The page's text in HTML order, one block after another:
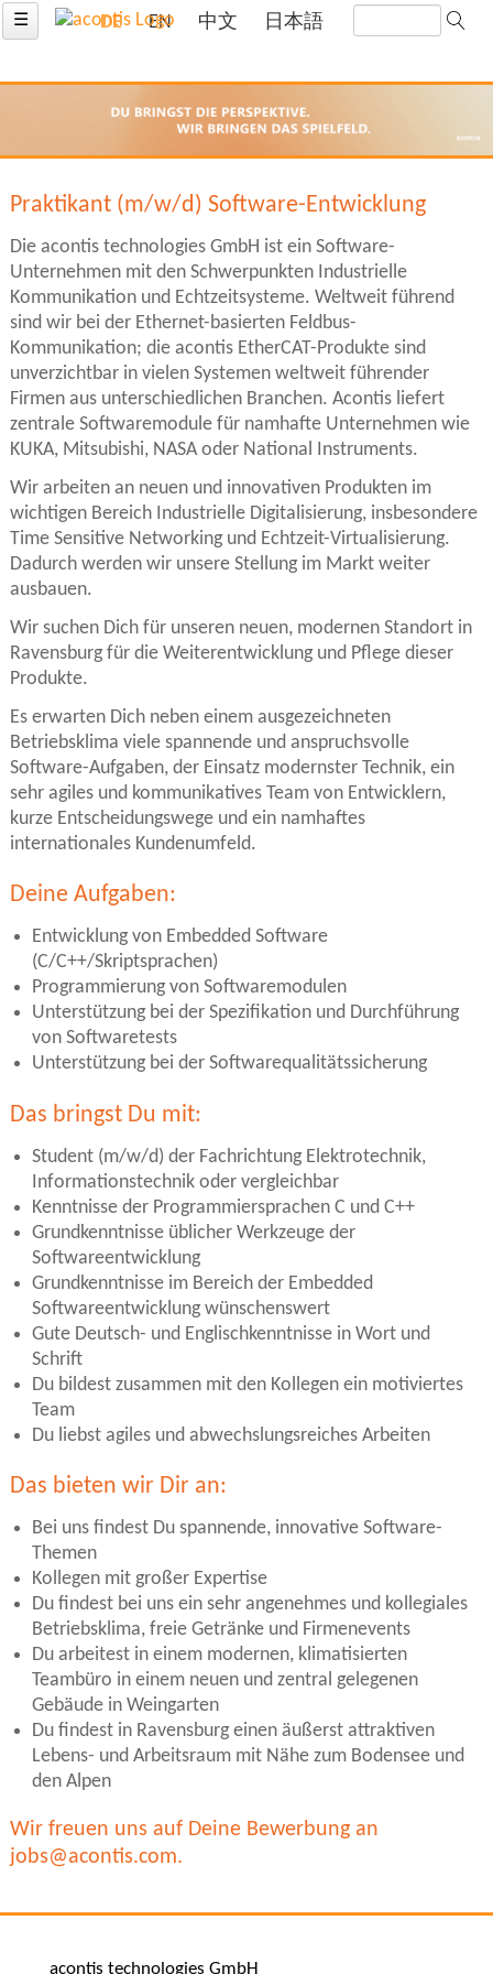
☰ DE EN 中文 日本語
Praktikant (m/w/d) Software-Entwicklung
Die acontis technologies GmbH ist ein Software-
Unternehmen mit den Schwerpunkten Industrielle
Kommunikation und Echtzeitsysteme. Weltweit führend
sind wir bei der Ethernet-basierten Feldbus-
Kommunikation; die acontis EtherCAT-Produkte sind
unverzichtbar in vielen Systemen weltweit führender
Firmen aus unterschiedlichen Branchen. Acontis liefert
zentrale Softwaremodule für namhafte Unternehmen wie
KUKA, Mitsubishi, NASA oder National Instruments.
Wir arbeiten an neuen und innovativen Produkten im
wichtigen Bereich Industrielle Digitalisierung, insbesondere
Time Sensitive Networking und Echtzeit-Virtualisierung.
Dadurch werden wir unsere Stellung im Markt weiter
ausbauen.
Wir suchen Dich für unseren neuen, modernen Standort in
Ravensburg für die Weiterentwicklung und Pflege dieser
Produkte.
Es erwarten Dich neben einem ausgezeichneten
Betriebsklima viele spannende und anspruchsvolle
Software-Aufgaben, der Einsatz modernster Technik, ein
sehr agiles und kommunikatives Team von Entwicklern,
kurze Entscheidungswege und ein namhaftes
internationales Kundenumfeld.
Deine Aufgaben:
Entwicklung von Embedded Software
(C/C++/Skriptsprachen)
Programmierung von Softwaremodulen
Unterstützung bei der Spezifikation und Durchführung
von Softwaretests
Unterstützung bei der Softwarequalitätssicherung
Das bringst Du mit:
Student (m/w/d) der Fachrichtung Elektrotechnik,
Informationstechnik oder vergleichbar
Kenntnisse der Programmiersprachen C und C++
Grundkenntnisse üblicher Werkzeuge der
Softwareentwicklung
Grundkenntnisse im Bereich der Embedded
Softwareentwicklung wünschenswert
Gute Deutsch- und Englischkenntnisse in Wort und
Schrift
Du bildest zusammen mit den Kollegen ein motiviertes
Team
Du liebst agiles und abwechslungsreiches Arbeiten
Das bieten wir Dir an:
Bei uns findest Du spannende, innovative Software-
Themen
Kollegen mit großer Expertise
Du findest bei uns ein sehr angenehmes und kollegiales
Betriebsklima, freie Getränke und Firmenevents
Du arbeitest in einem modernen, klimatisierten
Teambüro in einem neuen und zentral gelegenen
Gebäude in Weingarten
Du findest in Ravensburg einen äußerst attraktiven
Lebens- und Arbeitsraum mit Nähe zum Bodensee und
den Alpen
Wir freuen uns auf Deine Bewerbung an
jobs@acontis.com.
acontis technologies GmbH